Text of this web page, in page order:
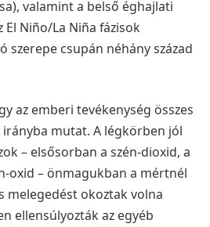
valamint a belső éghajlati
El Niño/La Niña fázisok
szerepe csupán néhány század
az emberi tevékenység összes
irányba mutat. A légkörben jól
– elsősorban a szén-dioxid, a
oxid – önmagukban a mértnél
melegedést okoztak volna
ellensúlyozták az egyéb